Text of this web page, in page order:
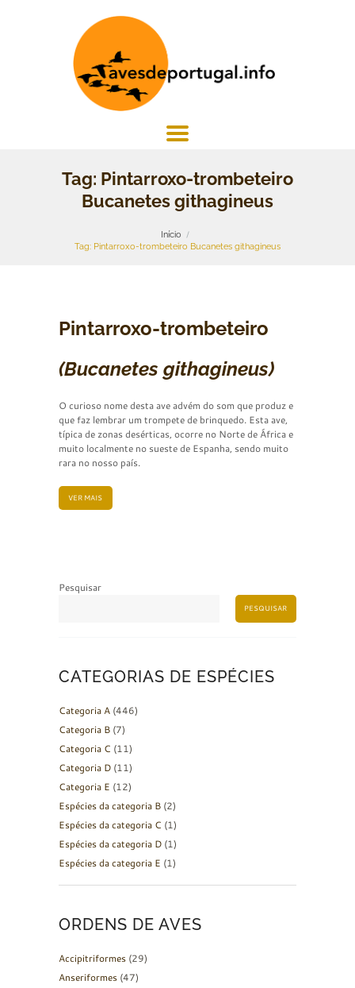
Tag: Pintarroxo-trombeteiro
Bucanetes githagineus
Início
Tag: Pintarroxo-trombeteiro Bucanetes githagineus
Pintarroxo-trombeteiro
(Bucanetes githagineus)
O curioso nome desta ave advém do som que produz e
que faz lembrar um trompete de brinquedo. Esta ave,
típica de zonas desérticas, ocorre no Norte de África e
muito localmente no sueste de Espanha, sendo muito
rara no nosso país.
VER MAIS
Pesquisar
PESQUISAR
CATEGORIAS DE ESPÉCIES
Categoria A (446)
Categoria B (7)
Categoria C (11)
Categoria D (11)
Categoria E (12)
Espécies da categoria B (2)
Espécies da categoria C (1)
Espécies da categoria D (1)
Espécies da categoria E (1)
ORDENS DE AVES
Accipitriformes (29)
Anseriformes (47)